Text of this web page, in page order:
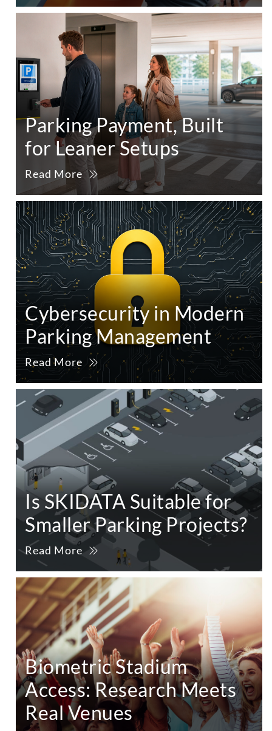
Parking Payment, Built
for Leaner Setups
Read More
Cybersecurity in Modern
Parking Management
Read More
Is SKIDATA Suitable for
Smaller Parking Projects?
Read More
Biometric Stadium
Access: Research Meets
Real Venues